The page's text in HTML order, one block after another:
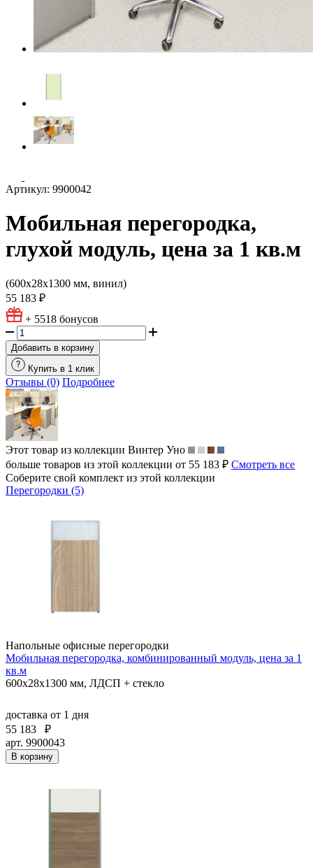
Артикул: 9900042
Мобильная перегородка,
глухой модуль, цена за 1 кв.м
(600х28х1300 мм, винил)
55 183 ₽
+ 5518 бонусов
Добавить в корзину
Купить в 1 клик
Отзывы (0) Подробнее
Этот товар из коллекции Винтер Уно
больше товаров из этой коллекции от 55 183 ₽ Смотреть все
Соберите свой комплект из этой коллекции
Перегородки (5)
Напольные офисные перегородки
Мобильная перегородка, комбинированный модуль, цена за 1
кв.м
600х28х1300 мм, ЛДСП + стекло
доставка от 1 дня
55 183
₽
арт. 9900043
В корзину